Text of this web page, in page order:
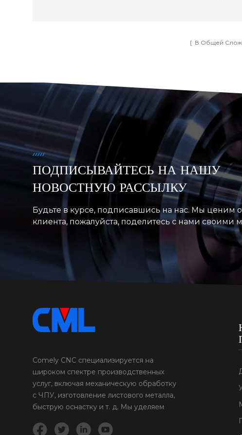
[ В Общей
ПОДПИСЫВАЙТЕСЬ НА НАШУ
НОВОСТНУЮ РАССЫЛКУ
Будьте в курсе, подписавшись на нас. Мы ценим
клиента, пожалуйста, поделитесь с нами своими
Comely CNC специализируется на
широком спектре производственных
услуг, включая механическую обработку
с ЧПУ, изготовление листового металла,
быструю оснастку и т. д. Мы уделяем
качеству в каждом проекте и продукте,